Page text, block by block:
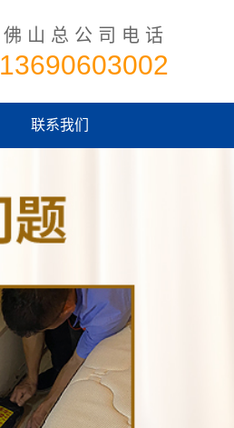
佛山总公司电话
13690603002
联系我们